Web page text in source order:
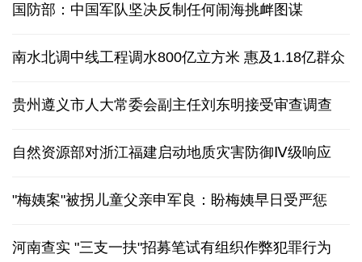
国防部：中国军队坚决反制任何闹海挑衅图谋
南水北调中线工程调水800亿立方米 惠及1.18亿群众
贵州遵义市人大常委会副主任刘东明接受审查调查
自然资源部对浙江福建启动地质灾害防御Ⅳ级响应
"梅姨案"被拐儿童父亲申军良：盼梅姨早日受严惩
河南查实 "三支一扶"招募笔试有组织作弊犯罪行为